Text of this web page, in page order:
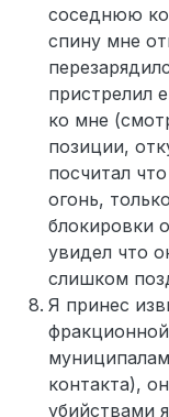
соседнюю
спину мне
пристрелил
ко мне
позиции,
посчитал
огонь,
блокировки
увидел что
слишком
Я принес
контакта),
убийствами